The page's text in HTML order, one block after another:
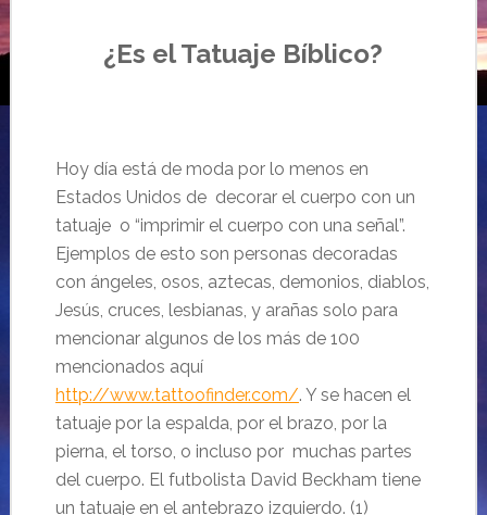
¿Es el Tatuaje Bíblico?
Hoy día está de moda por lo menos en
Estados Unidos de decorar el cuerpo con un
tatuaje o “imprimir el cuerpo con una señal”.
Ejemplos de esto son personas decoradas
con ángeles, osos, aztecas, demonios, diablos,
Jesús, cruces, lesbianas, y arañas solo para
mencionar algunos de los más de 100
mencionados aquí
http://www.tattoofinder.com/. Y se hacen el
tatuaje por la espalda, por el brazo, por la
pierna, el torso, o incluso por muchas partes
del cuerpo. El futbolista David Beckham tiene
un tatuaje en el antebrazo izquierdo. (1)